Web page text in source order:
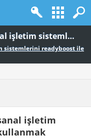
windows server 2008 için sanal işletim sistemlerini readyboost ile kullanmak
sistemlerini readyboost ile
işletim